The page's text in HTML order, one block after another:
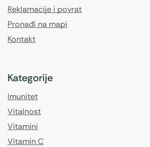
Reklamacije i povrat
Pronađi na mapi
Kontakt
Kategorije
Imunitet
Vitalnost
Vitamini
Vitamin C